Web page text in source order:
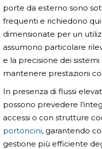
porte da esterno sono
frequenti e richiedono
dimensionate per un
assumono particolare
e la precisione dei
mantenere prestazioni
In presenza di flussi
possono prevedere
accessi o con strutture
portoncini, garantendo
gestione più efficiente